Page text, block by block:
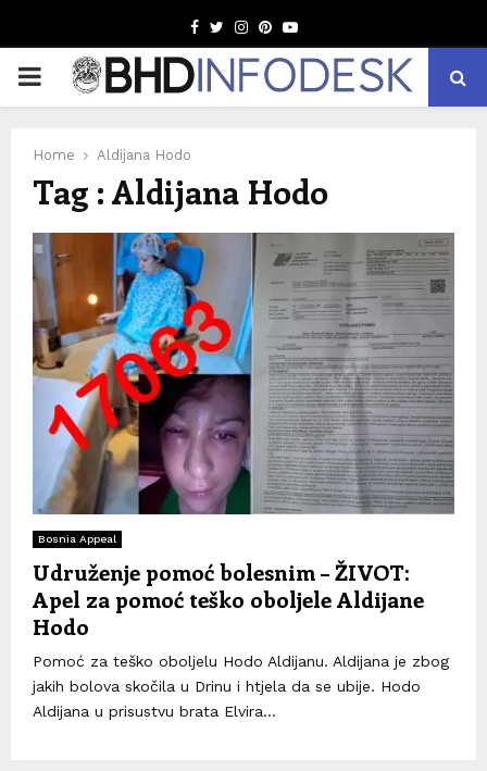
Facebook
TwitterInstagram
Pinterest
Youtube
PRIMARY
Home Aldijana Hodo
Tag : Aldijana Hodo
Bosnia Appeal
Udruženje pomoć bolesnim – ŽIVOT:
Apel za pomoć teško oboljele Aldijane
Hodo
Pomoć za teško oboljelu Hodo Aldijanu. Aldijana je zbog
jakih bolova skočila u Drinu i htjela da se ubije. Hodo
Aldijana u prisustvu brata Elvira...